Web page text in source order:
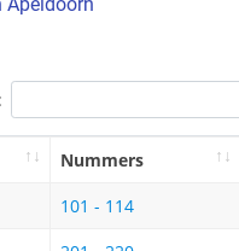
Apeldoorn
Nummers
101 - 114